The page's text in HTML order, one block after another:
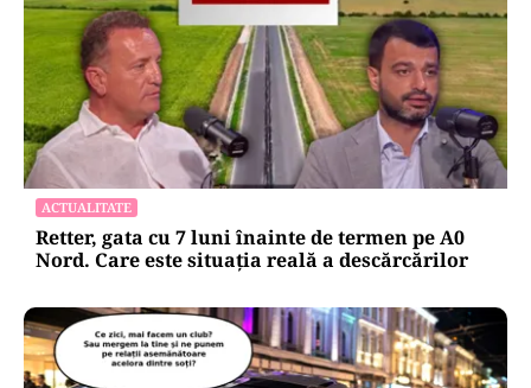
ACTUALITATE
Retter, gata cu 7 luni înainte de termen pe A0
Nord. Care este situația reală a descărcărilor